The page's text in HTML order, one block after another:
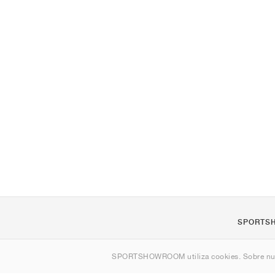
SPORTSHOWROOM utiliza cookies. Sobre
Contacto